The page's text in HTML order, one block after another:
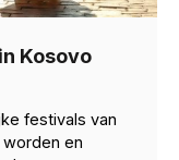
Kosovo
festivals van
en